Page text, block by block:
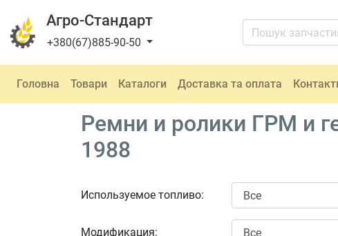
Агро-Стандарт
+380(67)885-90-50
Головна Товари Каталоги Доставка та оплата
Ремни и ролики ГРМ и
1988
Используемое топливо:
Модификация: